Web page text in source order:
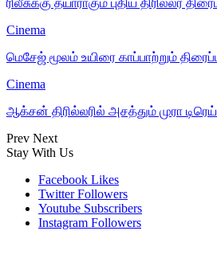
Cinema
மெசேஜ் மூலம் உயிரை காப்பாற்றும்
Cinema
ஆக்சன் திரில்லரில் அசத்தும் முரா
Prev Next
Stay With Us
Facebook Likes
Twitter Followers
Youtube Subscribers
Instagram Followers